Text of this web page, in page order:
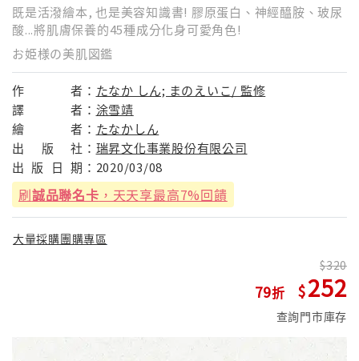
既是活潑繪本, 也是美容知識書! 膠原蛋白、神經醯胺、玻尿
酸...將肌膚保養的45種成分化身可愛角色!
お姫様の美肌図鑑
作 者： たなか しん; まのえいこ/ 監修
譯
者： 涂雪靖
繪
者： たなかしん
出
版 社： 瑞昇文化事業股份有限公司
出 版 日 期： 2020/03/08
刷誠品聯名卡 ，天天享最高7%回饋
大量採購團購專區
79
320
252
查詢門市庫存